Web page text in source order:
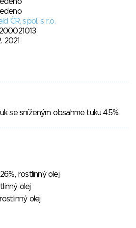
ČR, spol. s r.o.
2021
se sníženým obsahme tuku 45%.
rostlinný olej
olej
olej